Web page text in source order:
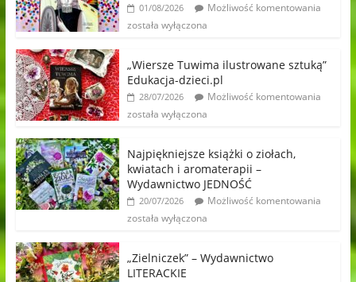
01/08/2026
Możliwość komentowania
została wyłączona
„Wiersze Tuwima ilustrowane sztuką”
Edukacja-dzieci.pl
28/07/2026
Możliwość komentowania
została wyłączona
Najpiękniejsze książki o ziołach,
kwiatach i aromaterapii –
Wydawnictwo JEDNOŚĆ
20/07/2026
Możliwość komentowania
została wyłączona
„Zielniczek” – Wydawnictwo
LITERACKIE